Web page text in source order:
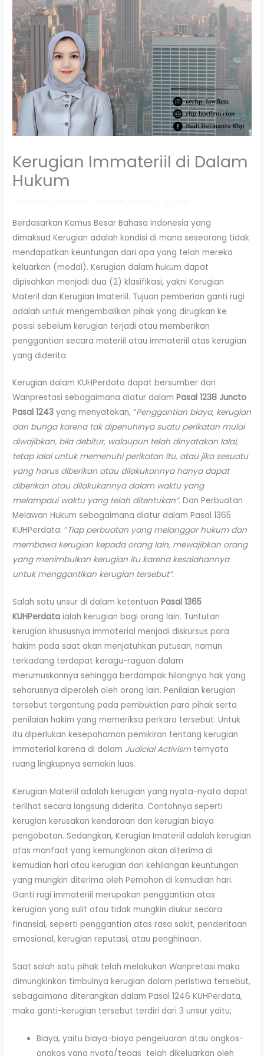
Kerugian Immateriil di Dalam
Hukum
Berdasarkan Kamus Besar Bahasa Indonesia yang
dimaksud Kerugian adalah kondisi di mana seseorang tidak
mendapatkan keuntungan dari apa yang telah mereka
keluarkan (modal). Kerugian dalam hukum dapat
dipisahkan menjadi dua (2) klasifikasi, yakni Kerugian
Materil dan Kerugian Imateriil. Tujuan pemberian ganti rugi
adalah untuk mengembalikan pihak yang dirugikan ke
posisi sebelum kerugian terjadi atau memberikan
penggantian secara materiil atau immateriil atas kerugian
yang diderita.
Kerugian dalam KUHPerdata dapat bersumber dari
Wanprestasi sebagaimana diatur dalamPasal 1238 Juncto
Pasal 1243 yang menyatakan, “Penggantian biaya, kerugian
dan bunga karena tak dipenuhinya suatu perikatan mulai
diwajibkan, bila debitur, walaupun telah dinyatakan Ialai,
tetap Ialai untuk memenuhi perikatan itu, atau jika sesuatu
yang harus diberikan atau dilakukannya hanya dapat
diberikan atau dilakukannya dalam waktu yang
melampaui waktu yang telah ditentukan”. Dan Perbuatan
Melawan Hukum sebagaimana diatur dalam Pasal 1365
KUHPerdata: “Tiap perbuatan yang melanggar hukum dan
membawa kerugian kepada orang lain, mewajibkan orang
yang menimbulkan kerugian itu karena kesalahannya
untuk menggantikan kerugian tersebut”.
Salah satu unsur di dalam ketentuanPasal 1365
KUHPerdata ialah kerugian bagi orang lain. Tuntutan
kerugian khususnya immaterial menjadi diskursus para
hakim pada saat akan menjatuhkan putusan, namun
terkadang terdapat keragu-raguan dalam
merumuskannya sehingga berdampak hilangnya hak yang
seharusnya diperoleh oleh orang lain. Penilaian kerugian
tersebut tergantung pada pembuktian para pihak serta
penilaian hakim yang memeriksa perkara tersebut. Untuk
itu diperlukan kesepahaman pemikiran tentang kerugian
immaterial karena di dalam Judicial Activismternyata
ruang lingkupnya semakin luas.
Kerugian Materiil adalah kerugian yang nyata-nyata dapat
terlihat secara langsung diderita. Contohnya seperti
kerugian kerusakan kendaraan dan kerugian biaya
pengobatan. Sedangkan, Kerugian Imateriil adalah kerugian
atas manfaat yang kemungkinan akan diterima di
kemudian hari atau kerugian dari kehilangan keuntungan
yang mungkin diterima oleh Pemohon di kemudian hari.
Ganti rugi immateriil merupakan penggantian atas
kerugian yang sulit atau tidak mungkin diukur secara
finansial, seperti penggantian atas rasa sakit, penderitaan
emosional, kerugian reputasi, atau penghinaan.
Saat salah satu pihak telah melakukan Wanpretasi maka
dimungkinkan timbulnya kerugian dalam peristiwa tersebut,
sebagaimana diterangkan dalam Pasal 1246 KUHPerdata,
maka ganti-kerugian tersebut terdiri dari 3 unsur yaitu;
Biaya, yaitu biaya-biaya pengeluaran atau ongkos-
ongkos yang nyata/tegas telah dikeluarkan oleh